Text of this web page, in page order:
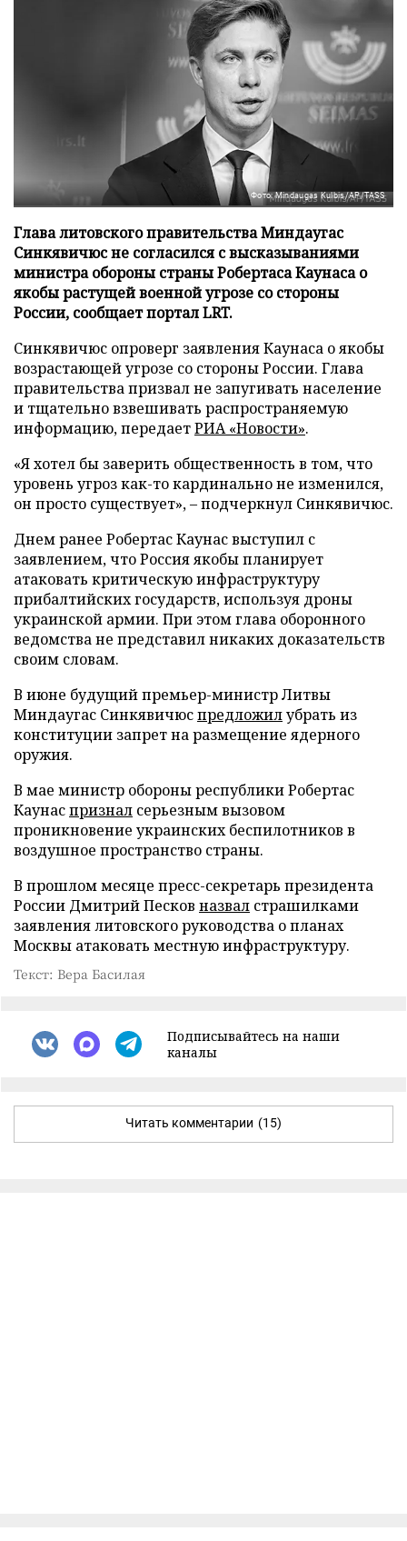
Фото: Mindaugas Kulbis/AP/TASS
Глава литовского правительства Миндаугас
Синкявичюс не согласился с высказываниями
министра обороны страны Робертаса Каунаса о
якобы растущей военной угрозе со стороны
России, сообщает портал LRT.
Синкявичюс опроверг заявления Каунаса о якобы
возрастающей угрозе со стороны России. Глава
правительства призвал не запугивать население
и тщательно взвешивать распространяемую
информацию, передаетРИА «Новости».
«Я хотел бы заверить общественность в том, что
уровень угроз как-то кардинально не изменился,
он просто существует», – подчеркнул Синкявичюс.
Днем ранее Робертас Каунас выступил с
заявлением, что Россия якобы планирует
атаковать критическую инфраструктуру
прибалтийских государств, используя дроны
украинской армии. При этом глава оборонного
ведомства не представил никаких доказательств
своим словам.
В июне будущий премьер-министр Литвы
Миндаугас Синкявичюспредложилубрать из
конституции запрет на размещение ядерного
оружия.
В мае министр обороны республики Робертас
Каунаспризнал серьезным вызовом
проникновение украинских беспилотников в
воздушное пространство страны.
В прошлом месяце пресс-секретарь президента
России Дмитрий Песков назвал страшилками
заявления литовского руководства о планах
Москвы атаковать местную инфраструктуру.
Текст: Вера Басилая
Подписывайтесь на наши
каналы
Читать комментарии (15)